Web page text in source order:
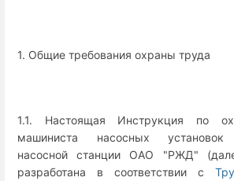
1. Общие требования охраны труда
1.1. Настоящая Инструкция по
машиниста насосных установок
насосной станции ОАО "РЖД"
разработана в соответствии с